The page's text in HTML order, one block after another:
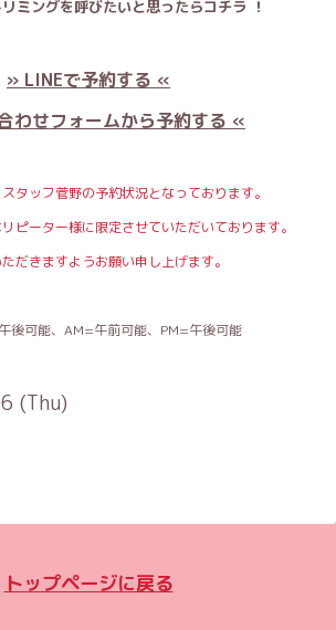
ミングを呼びたいと思ったらコチラ ！
» LINEで予約する «
わせフォームから予約する «
タッフ菅野の予約状況となっております。
ピーター様に限定させていただいております。
だきますようお願い申し上げます。
後可能、AM=午前可能、PM=午後可能
(Thu)
トップページに戻る